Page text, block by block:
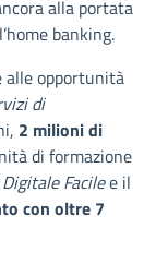
alla portata
banking.
alle opportunità
di
2 milioni di
di formazione
Facilee il
con oltre 7